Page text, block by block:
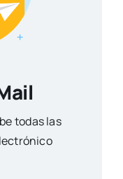
todas las